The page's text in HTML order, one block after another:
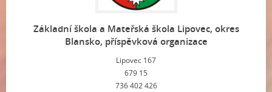
Základní škola a Mateřská škola Lipovec, okres
Blansko, příspěvková organizace
Lipovec 167
679 15
736 402 426